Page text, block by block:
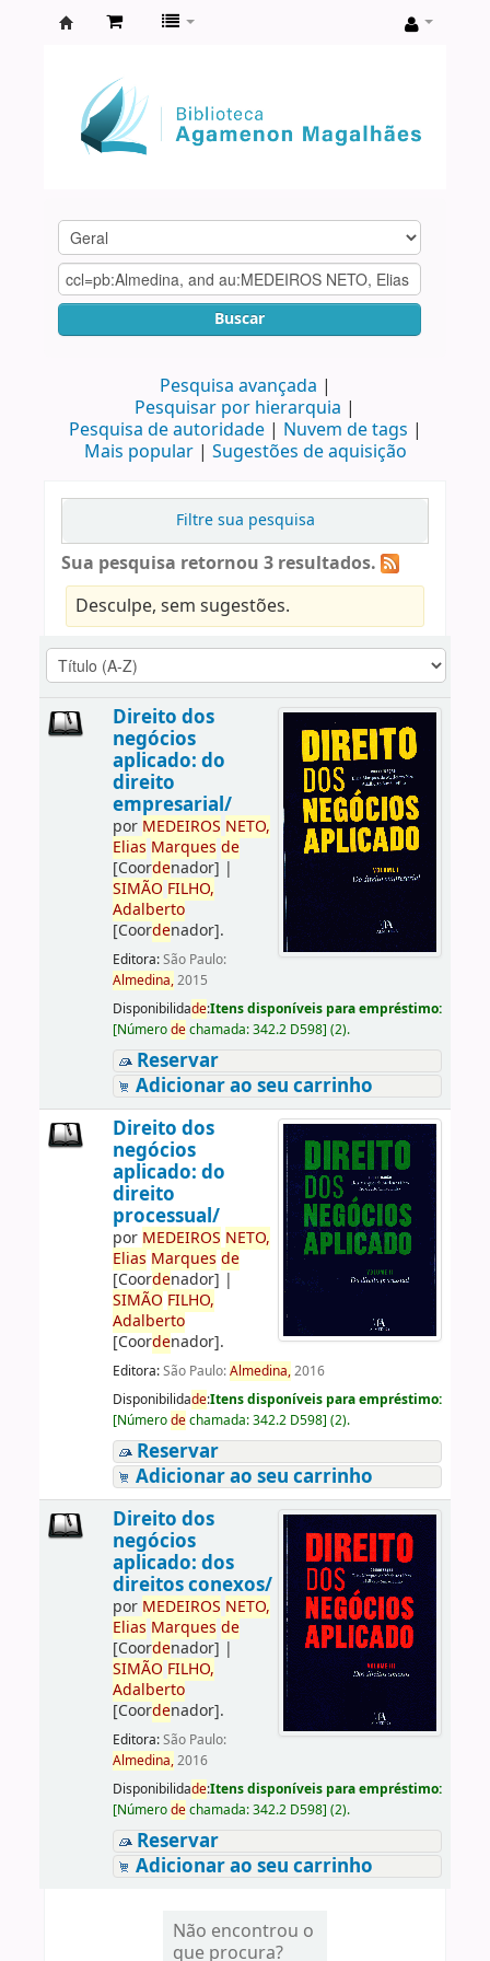
Agamenon
Magalhães
Buscar
Pesquisa avançada
Pesquisar por hierarquia
Pesquisa de autoridade
Nuvem de tags
Mais popular
Sugestões de aquisição
Filtre sua pesquisa
Sua pesquisa retornou 3 resultados.
Desculpe, sem sugestões.
Direito dos
negócios
aplicado: do
direito
empresarial/
por MEDEIROS NETO,
Elias Marques de
[Coordenador] |
SIMÃO FILHO,
Adalberto
[Coordenador].
Editora:São Paulo:
Almedina,2015
Disponibilidade:Itens disponíveis para empréstimo:
[Númerodechamada:342.2 D598] (2).
Reservar
Adicionar ao seu carrinho
Direito dos
negócios
aplicado: do
direito
processual/
por MEDEIROS NETO,
Elias Marques de
[Coordenador] |
SIMÃO FILHO,
Adalberto
[Coordenador].
Editora:São Paulo:Almedina,2016
Disponibilidade:Itens disponíveis para empréstimo:
[Númerodechamada:342.2 D598] (2).
Reservar
Adicionar ao seu carrinho
Direito dos
negócios
aplicado: dos
direitos conexos/
por MEDEIROS NETO,
Elias Marques de
[Coordenador] |
SIMÃO FILHO,
Adalberto
[Coordenador].
Editora:São Paulo:
Almedina,2016
Disponibilidade:Itens disponíveis para empréstimo:
[Númerodechamada:342.2 D598] (2).
Reservar
Adicionar ao seu carrinho
Não encontrou o
que procura?